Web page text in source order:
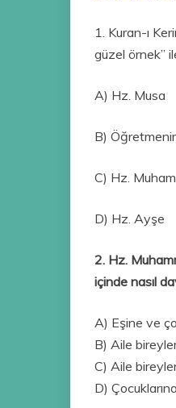
1. Kuran-ı
güzel örnek”
A) Hz. Musa
B)
C) Hz.
D) Hz. Ayşe
2. Hz.
içinde nasıl
A) Eşine ve
B) Aile
C) Aile
D)